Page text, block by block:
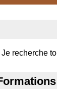
Je recherche